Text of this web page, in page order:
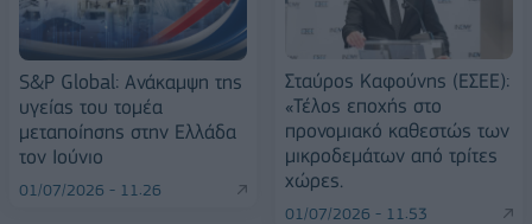
S&P Global: Ανάκαμψη της
υγείας του τομέα
μεταποίησης στην Ελλάδα
τον Ιούνιο
01/07/2026 - 11:26
Σταύρος Καφούνης (ΕΣΕΕ):
«Τέλος εποχής στο
προνομιακό καθεστώς των
μικροδεμάτων από τρίτες
χώρες.
01/07/2026 - 11:53